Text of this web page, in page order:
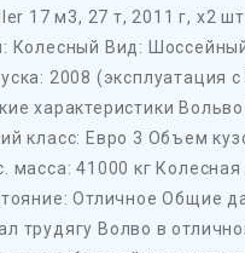
17 м3, 27 т, 2011 г, х2
Колесный Вид:
2008 (эксплуатация
характеристики
класс: Евро 3 Объем
масса: 41000 кг
Отличное Общие
трудягу Волво в